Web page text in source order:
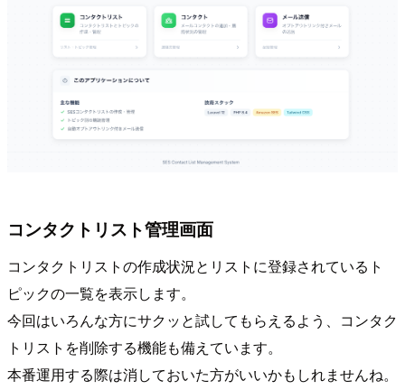
コンタクトリスト管理画面
コンタクトリストの作成状況とリストに登録されているト
ピックの一覧を表示します。
今回はいろんな方にサクッと試してもらえるよう、コンタク
トリストを削除する機能も備えています。
本番運用する際は消しておいた方がいいかもしれませんね。